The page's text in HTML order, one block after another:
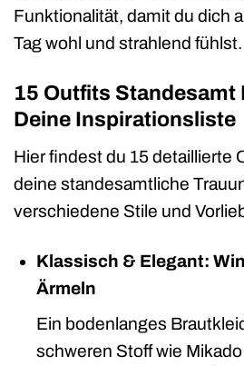
Funktionalität, damit du dich
Tag wohl und strahlend fühlst.
15 Outfits Standesamt
Deine Inspirationsliste
Hier findest du 15 detaillierte
deine standesamtliche
verschiedene Stile und
Klassisch & Elegant:
Ärmeln
Ein bodenlanges
schweren Stoff wie